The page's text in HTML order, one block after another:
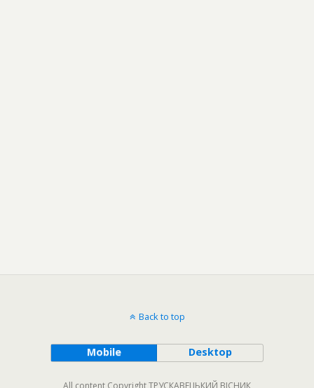
Back to top
Mobile Desktop
All content Copyright ТРУСКАВЕЦЬКИЙ ВІСНИК